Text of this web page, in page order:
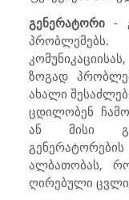
გენერატორი-
ზოგად
ახალი
ცდილობენ
ან მისი
ალბათობას,
ღირებული